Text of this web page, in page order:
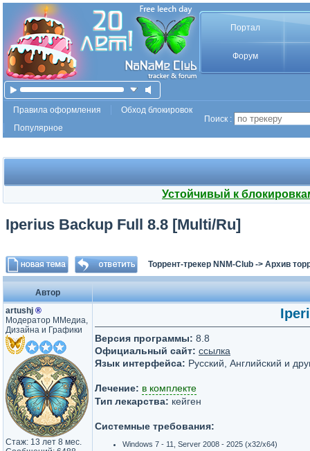
Портал
Форум
Правила оформления
Обход блокировок
Популярное
Поиск :
Устойчивый к
Iperius Backup Full 8.8 [Multi/Ru]
Торрент-трекер NNM-Club -> Архив
Автор
artushj ®
Модератор ММедиа,
Дизайна и Графики
Стаж: 13 лет 8 мес.
Версия программы: 8.8
Официальный сайт: ссылка
Язык интерфейса: Русский, Английский и
Лечение: в комплекте
Тип лекарства: кейген
Системные требования:
Windows 7 - 11, Server 2008 - 2025 (x32/x64)